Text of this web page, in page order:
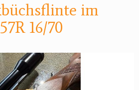
im
16/70